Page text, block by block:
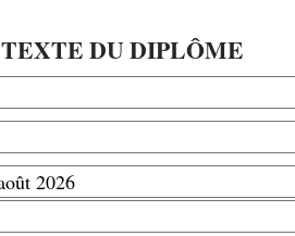
TEXTE DU DIPLÔME